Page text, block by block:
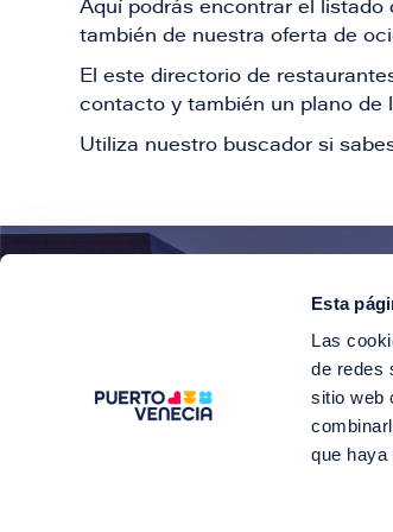
Esta
Las
de redes
sitio web
que
Aquí podrás encontrar el
también de nuestra oferta de
El este directorio de
contacto y también un plano de
Utiliza nuestro buscador si